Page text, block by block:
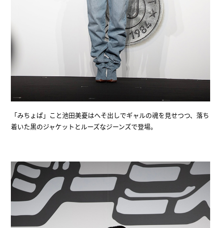
「みちょぱ」こと池田美憂はへそ出しでギャルの魂を見せつつ、落ち
着いた黒のジャケットとルーズなジーンズで登場。